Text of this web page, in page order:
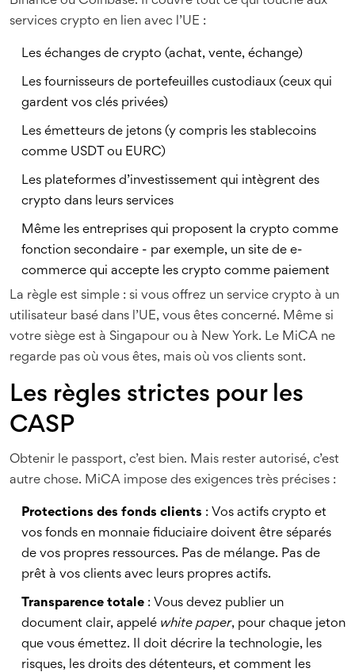
services crypto en lien avec l’UE :
Les échanges de crypto (achat, vente, échange)
Les fournisseurs de portefeuilles custodiaux (ceux qui
gardent vos clés privées)
Les émetteurs de jetons (y compris les stablecoins
comme USDT ou EURC)
Les plateformes d’investissement qui intègrent des
crypto dans leurs services
Même les entreprises qui proposent la crypto comme
fonction secondaire - par exemple, un site de e-
commerce qui accepte les crypto comme paiement
La règle est simple : si vous offrez un service crypto à un
utilisateur basé dans l’UE, vous êtes concerné. Même si
votre siège est à Singapour ou à New York. Le MiCA ne
regarde pas où vous êtes, mais où vos clients sont.
Les règles strictes pour les
CASP
Obtenir le passport, c’est bien. Mais rester autorisé, c’est
autre chose. MiCA impose des exigences très précises :
Protections des fonds clients : Vos actifs crypto et
vos fonds en monnaie fiduciaire doivent être séparés
de vos propres ressources. Pas de mélange. Pas de
prêt à vos clients avec leurs propres actifs.
Transparence totale : Vous devez publier un
document clair, appelé white paper, pour chaque jeton
que vous émettez. Il doit décrire la technologie, les
risques, les droits des détenteurs, et comment les